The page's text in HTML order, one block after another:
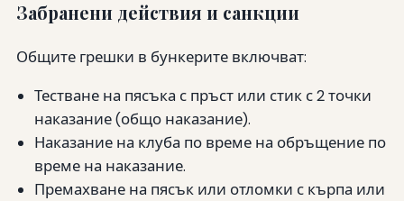
Забранени действия и санкции
Общите грешки в бункерите включват:
Тестване на пясъка с пръст или стик с 2 точки
наказание (общо наказание).
Наказание на клуба по време на обръщение по
време на наказание.
Премахване на пясък или отломки с кърпа или